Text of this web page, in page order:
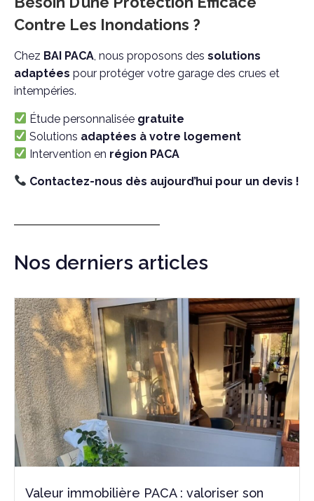
Contre Les Inondations ?
Chez BAI PACA, nous proposons des solutions
adaptées pour protéger votre garage des crues et
intempéries.
Étude personnalisée gratuite
Solutions adaptées à votre logement
Intervention en région PACA
Contactez-nous dès aujourd’hui pour un devis !
Nos derniers articles
Valeur immobilière PACA : valoriser son